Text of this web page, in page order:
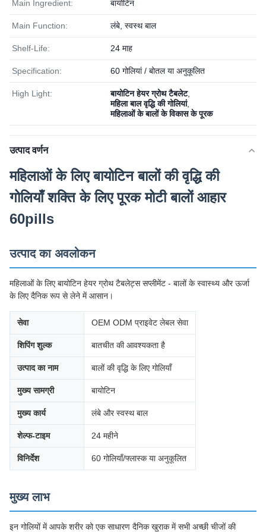
Main Ingredient: बायोटिन
Main Function: लंबे, स्वस्थ बाल
Shelf-Life: 24 माह
Specification: 60 गोलियां / बोतल या अनुकूलित
High Light: बायोटिन हेयर ग्रोथ टैबलेट,
महिला बाल वृद्धि की गोलियां,
महिलाओं के बालों के विकास के पूरक
उत्पाद वर्णन
महिलाओं के लिए बायोटिन बालों की वृद्धि की
गोलियाँ शक्ति के लिए पूरक मोटी बालों आहार
60pills
उत्पाद का अवलोकन
महिलाओं के लिए बायोटिन हेयर ग्रोथ टैबलेट्स सप्लीमेंट - बालों के स्वास्थ्य और ऊर्जा
के लिए दैनिक रूप से लेने में आसान।
सेवा OEM ODM प्राइवेट लेबल सेवा
शिपिंग शुल्क बातचीत की आवश्यकता है
उत्पाद का नाम बालों की वृद्धि के लिए गोलियाँ
मुख्य सामग्री बायोटिन
मुख्य कार्य लंबे और स्वस्थ बाल
शेल्फ-टाइम 24 महीने
विनिर्देश 60 गोलियाँ/फ्लास्क या अनुकूलित
मुख्य लाभ
इन गोलियों में आपके शरीर को एक साधारण दैनिक खुराक में सभी अच्छी चीजों की